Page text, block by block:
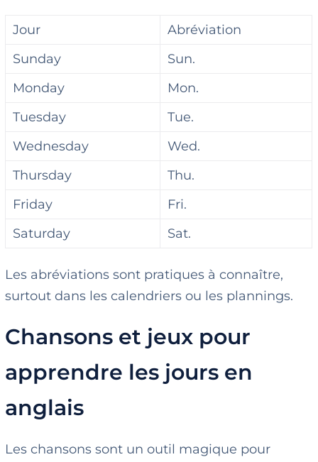
Jour
Abréviation
Sunday
Sun.
Monday
Mon.
Tuesday
Tue.
Wednesday
Wed.
Thursday
Thu.
Friday
Fri.
Saturday
Sat.
Les abréviations sont pratiques à connaître,
surtout dans les calendriers ou les plannings.
Chansons et jeux pour
apprendre les jours en
anglais
Les chansons sont un outil magique pour